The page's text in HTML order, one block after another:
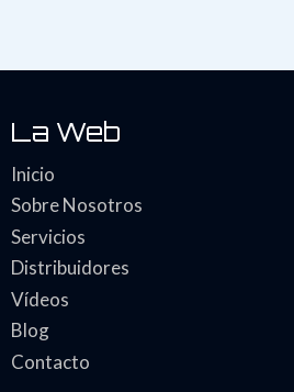
La Web
Inicio
Sobre Nosotros
Servicios
Distribuidores
Vídeos
Blog
Contacto